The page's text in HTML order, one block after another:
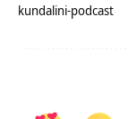
kundalini-podcast